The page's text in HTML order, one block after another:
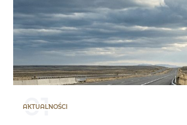
01
AKTUALNOŚCI